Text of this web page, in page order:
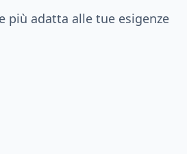
più adatta alle tue esigenze